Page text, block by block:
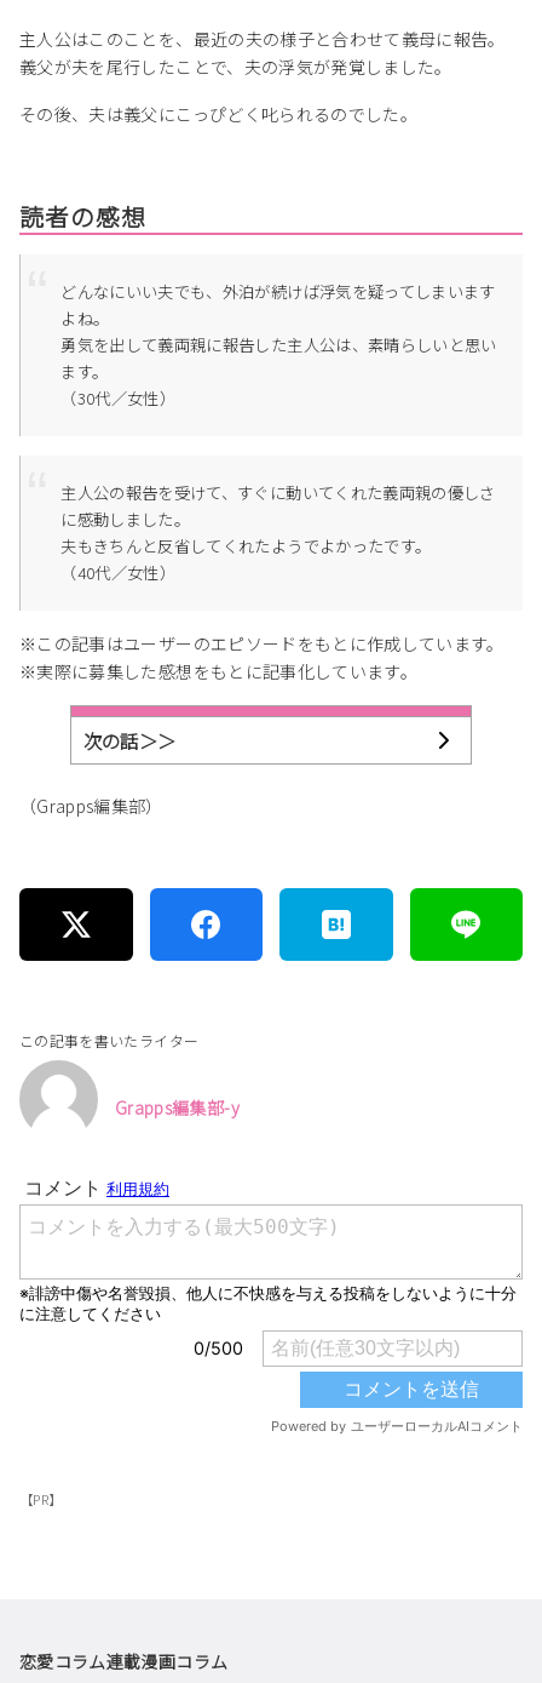
主人公はこのことを、最近の夫の様子と合わせて義母に報告。
義父が夫を尾行したことで、夫の浮気が発覚しました。
その後、夫は義父にこっぴどく叱られるのでした。
読者の感想
どんなにいい夫でも、外泊が続けば浮気を疑ってしまいます
よね。
勇気を出して義両親に報告した主人公は、素晴らしいと思い
ます。
（30代／女性）
主人公の報告を受けて、すぐに動いてくれた義両親の優しさ
に感動しました。
夫もきちんと反省してくれたようでよかったです。
（40代／女性）
※この記事はユーザーのエピソードをもとに作成しています。
※実際に募集した感想をもとに記事化しています。
次の話＞＞
（Grapps編集部）
この記事を書いたライター
Grapps編集部-y
【PR】
恋愛コラム連載漫画コラム